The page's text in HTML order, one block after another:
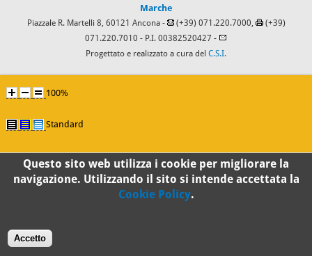
Marche
Piazzale R. Martelli 8, 60121 Ancona - (+39) 071.220.7000,
(+39)
071.220.7010 - P.I. 00382520427 -
Progettato e realizzato a cura del C.S.I.
100%
Standard
Questo sito web utilizza i cookie per migliorare la
navigazione. Utilizzando il sito si intende accettata la
Cookie Policy.
Accetto